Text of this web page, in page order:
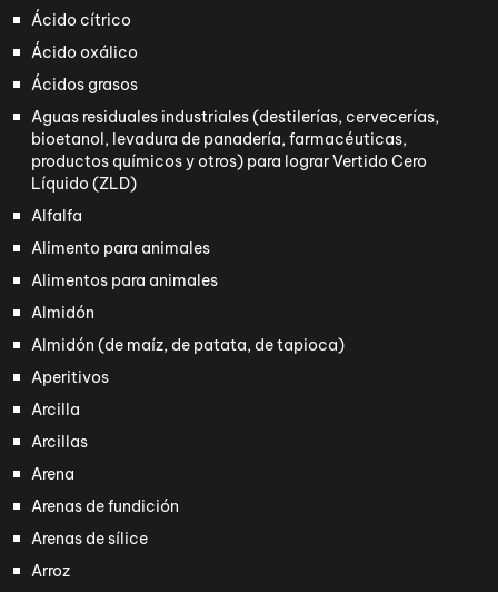
Ácido cítrico
Ácido oxálico
Ácidos grasos
Aguas residuales industriales (destilerías, cervecerías,
bioetanol, levadura de panadería, farmacéuticas,
productos químicos y otros) para lograr Vertido Cero
Líquido (ZLD)
Alfalfa
Alimento para animales
Alimentos para animales
Almidón
Almidón (de maíz, de patata, de tapioca)
Aperitivos
Arcilla
Arcillas
Arena
Arenas de fundición
Arenas de sílice
Arroz